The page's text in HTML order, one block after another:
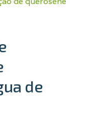
de